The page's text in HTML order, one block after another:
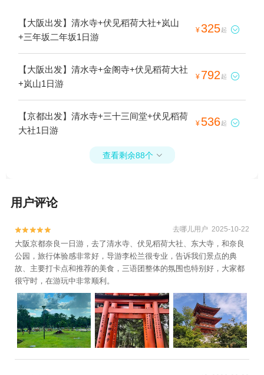
【大阪出发】清水寺+伏见稻荷大社+岚山
+三年坂二年坂1日游
¥325起 
【大阪出发】清水寺+金阁寺+伏见稻荷大社
+岚山1日游
¥ 792 起 
【京都出发】清水寺+三十三间堂+伏见稻荷
大社1日游
¥ 536起 
查看剩余88个 
用户评论

 去哪儿用户 2025-10-22
大阪京都奈良一日游，去了清水寺、伏见稻荷大社、东大寺，和奈良
公园，旅行体验感非常好，导游李松兰很专业，告诉我们景点的典
故、主要打卡点和推荐的美食，三语团整体的氛围也特别好，大家都
很守时，在游玩中非常顺利。